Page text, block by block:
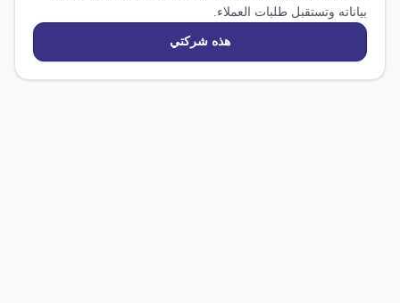
بياناته وتستقبل طلبات العملاء.
هذه شركتي